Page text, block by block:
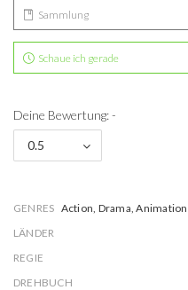
Sammlung
Schaue ich gerade
Deine Bewertung: -
0.5
GENRES Action, Drama, Animation
LÄNDER
REGIE
DREHBUCH